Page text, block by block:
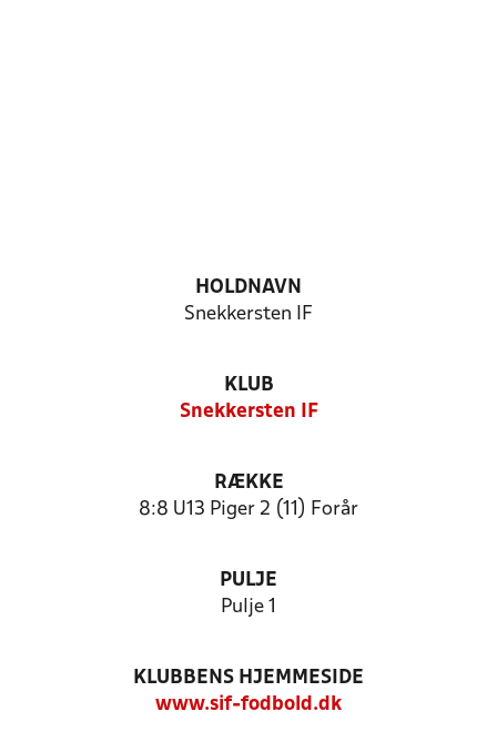
HOLDNAVN
Snekkersten IF
KLUB
Snekkersten IF
RÆKKE
8:8 U13 Piger 2 (11) Forår
PULJE
Pulje 1
KLUBBENS HJEMMESIDE
www.sif-fodbold.dk